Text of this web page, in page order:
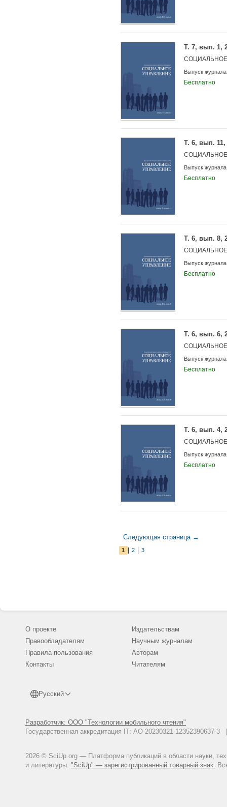
Т. 7, вып. 1,
Выпуск журнала
Бесплатно
Т. 6, вып. 11,
Выпуск журнала
Бесплатно
Т. 6, вып. 8,
Выпуск журнала
Бесплатно
Т. 6, вып. 6,
Выпуск журнала
Бесплатно
Т. 6, вып. 4,
Выпуск журнала
Бесплатно
Следующая страница →
1 2 3
О проекте
Правообладателям
Правила пользования
Контакты
Русский
Разработчик: ООО "Технологии мобильного чтения"
Государственная аккредитация IT: АО-20230321-
2026 © SciUp.org — Платформа публикаций в области науки,
и литературы. "SciUp" — зарегистрированный товарный знак.
Издательствам
Научным журналам
Авторам
Читателям